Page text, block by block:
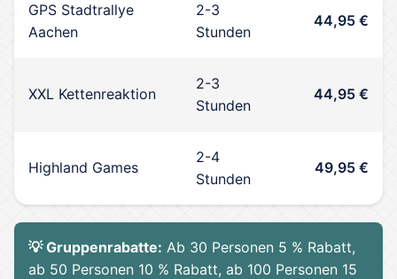
GPS Stadtrallye
Aachen
2-3
Stunden
44,95 €
XXL Kettenreaktion
2-3
Stunden
44,95 €
Highland Games
2-4
Stunden
49,95 €
💡 Gruppenrabatte: Ab 30 Personen 5 % Rabatt,
ab 50 Personen 10 % Rabatt, ab 100 Personen 15